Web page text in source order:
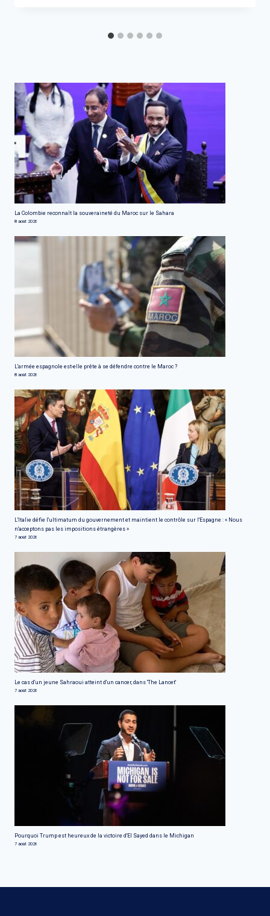
La Colombie reconnaît la souveraineté du Maroc sur le Sahara
8 août 2026
L'armée espagnole est-elle prête à se défendre contre le Maroc ?
8 août 2026
L'Italie défie l'ultimatum du gouvernement et maintient le contrôle sur l'Espagne : « Nous
n'acceptons pas les impositions étrangères »
7 août 2026
Le cas d'un jeune Sahraoui atteint d'un cancer, dans 'The Lancet'
7 août 2026
Pourquoi Trump est heureux de la victoire d'El Sayed dans le Michigan
7 août 2026